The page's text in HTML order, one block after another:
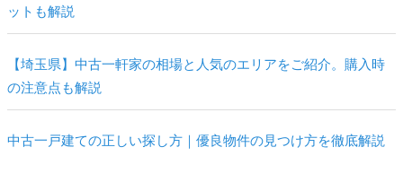
ットも解説
【埼玉県】中古一軒家の相場と人気のエリアをご紹介。購入時
の注意点も解説
中古一戸建ての正しい探し方｜優良物件の見つけ方を徹底解説